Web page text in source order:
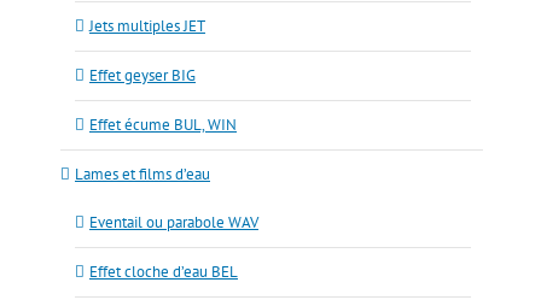
Jets multiples JET
Effet geyser BIG
Effet écume BUL, WIN
Lames et films d’eau
Eventail ou parabole WAV
Effet cloche d’eau BEL